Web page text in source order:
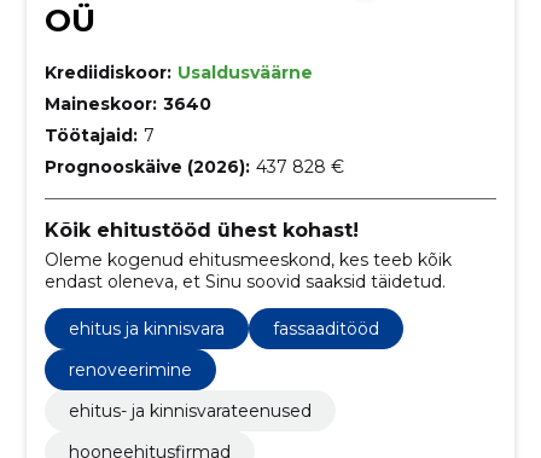
OÜ
Krediidiskoor: Usaldusväärne
Maineskoor: 3640
Töötajaid: 7
Prognooskäive (2026): 437 828 €
Kõik ehitustööd ühest kohast!
Oleme kogenud ehitusmeeskond, kes teeb kõik
endast oleneva, et Sinu soovid saaksid täidetud.
ehitus ja kinnisvara
fassaaditööd
renoveerimine
ehitus- ja kinnisvarateenused
hooneehitusfirmad